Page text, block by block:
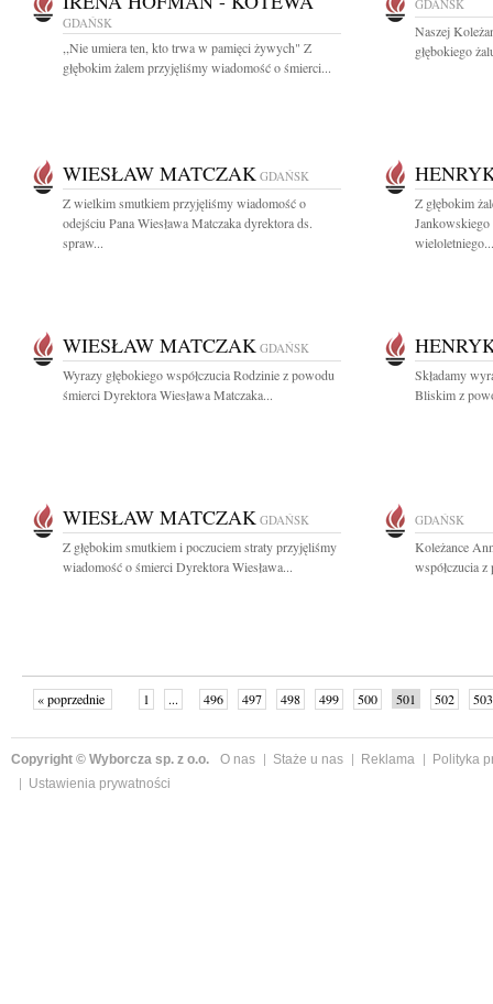
GDAŃSK
,,Nie umiera ten, kto trwa w pamięci żywych" Z
głębokim żalem przyjęliśmy wiadomość o śmierci...
GDAŃSK
Naszej
głębokiego
WIESŁAW MATCZAK GDAŃSK
Z wielkim smutkiem przyjęliśmy wiadomość o
odejściu Pana Wiesława Matczaka dyrektora ds.
spraw...
Z głębokim
wieloletniego...
WIESŁAW MATCZAK GDAŃSK
Wyrazy głębokiego współczucia Rodzinie z powodu
śmierci Dyrektora Wiesława Matczaka...
Składamy
Bliskim z
WIESŁAW MATCZAK GDAŃSK
Z głębokim smutkiem i poczuciem straty przyjęliśmy
wiadomość o śmierci Dyrektora Wiesława...
GDAŃSK
Koleżance
współczucia
« poprzednie 1 ... 496 497 498 499 500 501 502
503
Copyright © Wyborcza sp. z o.o. O nas Staże u nas Reklama
Polityka
Ustawienia prywatności